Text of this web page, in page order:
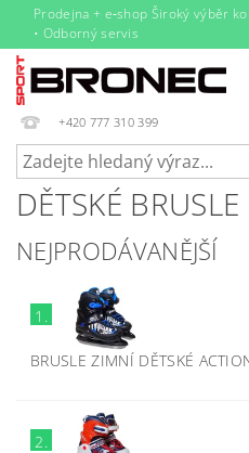
Prodejna + e‑shop Široký výběr
• Odborný servis
+420 777 310 399
DĚTSKÉ BRUSLE
NEJPRODÁVANĚJŠÍ
1.
BRUSLE ZIMNÍ DĚTSKÉ
2.